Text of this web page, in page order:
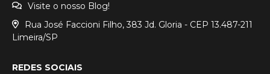
Visite o nosso Blog!
Rua José Faccioni Filho, 383 Jd. Gloria - CEP 13.487-211
Limeira/SP
REDES SOCIAIS